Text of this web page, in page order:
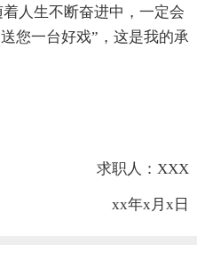
人生不断奋进中，一定会
您一台好戏”，这是我的承
求职人：XXX
xx年x月x日